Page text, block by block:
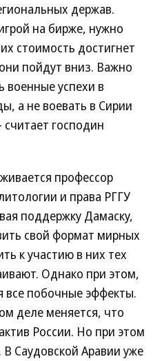
держав.
на бирже, нужно
стоимость достигнет
пойдут вниз. Важно
военные успехи в
а не воевать в Сирии
господин
профессор
и права РГГУ
поддержку Дамаску,
свой формат мирных
к участию в них тех
Однако при этом,
все побочные эффекты.
деле меняется, что
России. Но при этом
Саудовской Аравии уже